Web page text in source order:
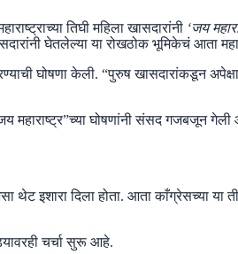
तिघी महिला खासदारांनी ‘जय
घेतलेल्या या रोखठोक भूमिकेचं
घोषणा केली. “पुरुष खासदारांकडून अपेक्षा
घोषणांनी संसद गजबजून गेली
इशारा दिला होता. आता काँग्रेसच्या या
चर्चा सुरू आहे.